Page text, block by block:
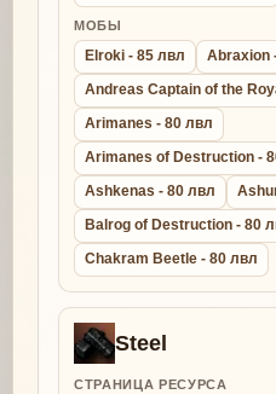
МОБЫ
Elroki - 85 лвл
Abraxion
Andreas Captain of the
Arimanes - 80 лвл
Arimanes of Destruction -
Ashkenas - 80 лвл
Balrog of Destruction - 80
Chakram Beetle - 80 лвл
Steel
СТРАНИЦА РЕСУРСА